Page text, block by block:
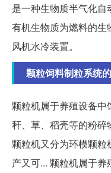
是一种生物质半气化
有机生物质为燃料的生
风机水冷装置。
颗粒饲料制粒系统
颗粒机属于养殖设备
秆、草、稻壳等的粉碎
颗粒机又分为环模颗
产又可... 颗粒机属于养